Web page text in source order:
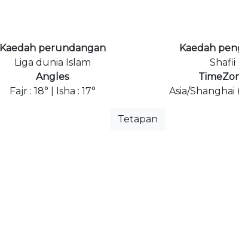
Kaedah perundangan
Liga dunia Islam
Kaedah
Shafii
Angles
Fajr : 18° | Isha : 17°
Asia/Shanghai
Tetapan